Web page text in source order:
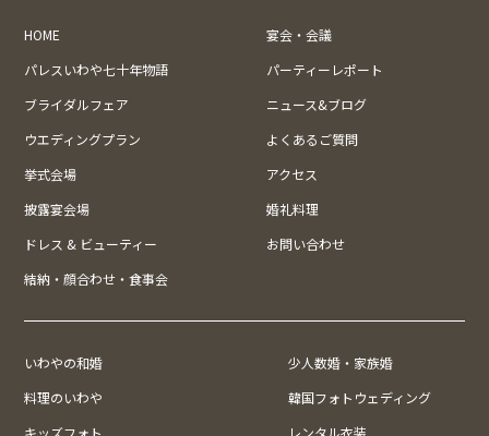
HOME
宴会・会議
パレスいわや七十年物語
パーティーレポート
ブライダルフェア
ニュース&ブログ
ウエディングプラン
よくあるご質問
挙式会場
アクセス
披露宴会場
婚礼料理
ドレス & ビューティー
お問い合わせ
結納・顔合わせ・食事会
いわやの和婚
少人数婚・家族婚
料理のいわや
韓国フォトウェディング